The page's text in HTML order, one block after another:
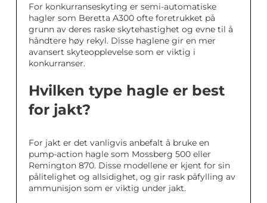
For konkurranseskyting er semi-automatiske
hagler som Beretta A300 ofte foretrukket på
grunn av deres raske skytehastighet og evne til å
håndtere høy rekyl. Disse haglene gir en mer
avansert skyteopplevelse som er viktig i
konkurranser.
Hvilken type hagle er best
for jakt?
For jakt er det vanligvis anbefalt å bruke en
pump-action hagle som Mossberg 500 eller
Remington 870. Disse modellene er kjent for sin
pålitelighet og allsidighet, og gir rask påfylling av
ammunisjon som er viktig under jakt.